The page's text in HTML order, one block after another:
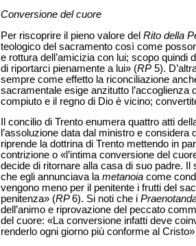
Conversione del cuore
Per riscoprire il pieno valore del Rito della
teologico del sacramento così come
e rottura dell’amicizia con lui; scopo quindi
di riportarci pienamente a lui» (RP 5).
sempre come effetto la riconciliazione
sacramentale esige anzitutto l’accoglienza
compiuto e il regno di Dio è vicino;
Il concilio di Trento enumera quattro atti
l’assoluzione data dal ministro e
riprende la dottrina di Trento mettendo in
contrizione o «l’intima conversione del
decide di ritornare alla casa di suo padre. Il
che egli annunciava la metanoia come
vengono meno per il penitente i frutti del
penitenza» (RP6). Si noti che i
dell’animo e riprovazione del peccato
del cuore: «La conversione infatti deve
renderlo ogni giorno più conforme al